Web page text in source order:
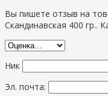
Вы пишете отзыв на
Скандинавская 400 гр..
Ник
Эл. почта: